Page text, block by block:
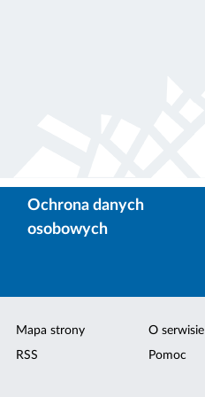
Ochrona danych
osobowych
Mapa strony
RSS
O serwisie
Pomoc